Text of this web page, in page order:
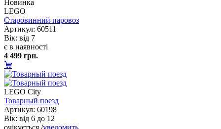
Новинка
LEGO
Старовинний паровоз
Артикул: 60511
ік: від 7
є в наявності
4 499 грн.
LEGO City
Товарный поезд
Артикул: 60198
ік: від 6 до 12
очікується /уведомить